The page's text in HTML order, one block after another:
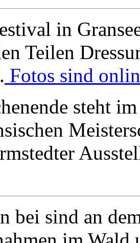
in
Teilen
Fotos sind
steht
bei sind an